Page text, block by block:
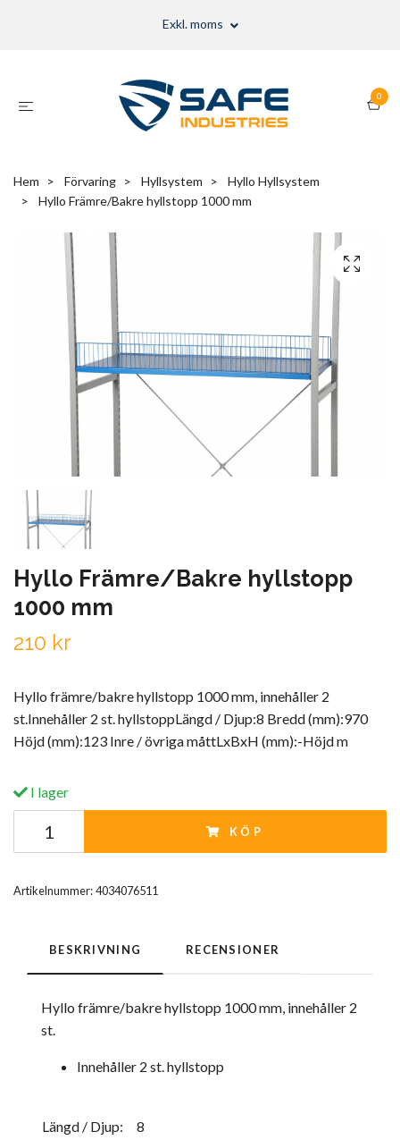
Exkl. moms
0
Hem Förvaring Hyllsystem
Hyllo Hyllsystem
Hyllo Främre/Bakre hyllstopp 1000 mm
Hyllo Främre/Bakre hyllstopp
1000 mm
210 kr
Hyllo främre/bakre hyllstopp 1000 mm, innehåller 2
st.Innehåller 2 st. hyllstoppLängd / Djup:8 Bredd (mm):970
Höjd (mm):123 Inre / övriga måttLxBxH (mm):-Höjd m
I lager
KÖP
Artikelnummer:4034076511
BESKRIVNING RECENSIONER
Hyllo främre/bakre hyllstopp 1000 mm, innehåller 2
st.
Innehåller 2 st. hyllstopp
Längd / Djup:
8